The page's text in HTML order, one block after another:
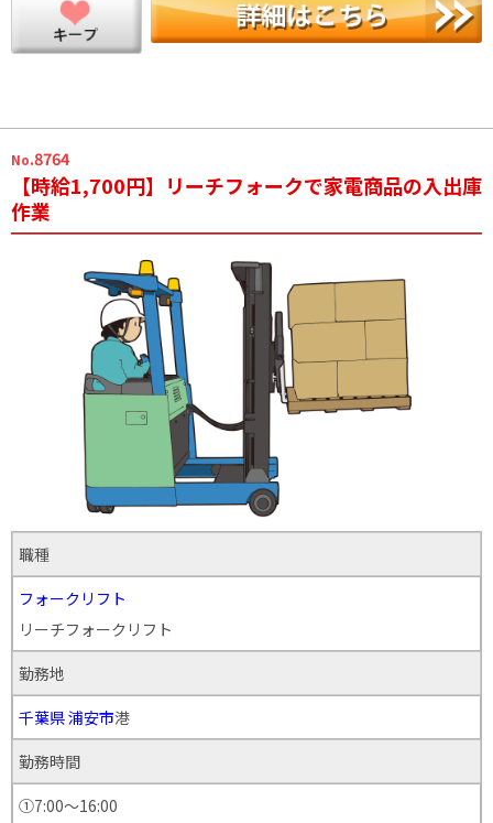
No.8764
【時給1,700円】リーチフォークで家電商品の入出庫
作業
職種
フォークリフト
リーチフォークリフト
勤務地
千葉県浦安市港
勤務時間
①7:00〜16:00